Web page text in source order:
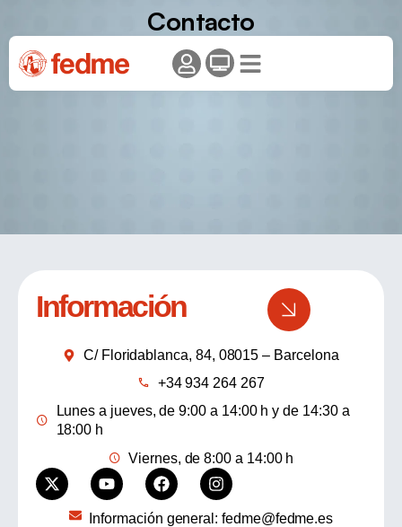
Contacto
Información
C/ Floridablanca, 84, 08015 – Barcelona
+34 934 264 267
Lunes a jueves, de 9:00 a 14:00 h y de 14:30 a
18:00 h
Viernes, de 8:00 a 14:00 h
Información general: fedme@fedme.es